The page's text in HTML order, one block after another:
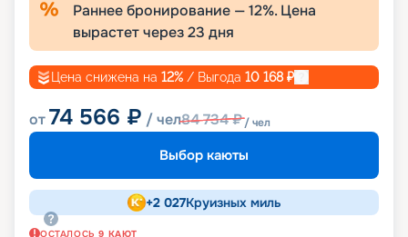
Раннее бронирование —12%. Цена
вырастет через23 дня
Цена снижена на 12% / Выгода 10 168₽
от74 566 ₽ / чел84 734₽/ чел
Выбор каюты
+2 027Круизных миль
ОСТАЛОСЬ 9 КАЮТ